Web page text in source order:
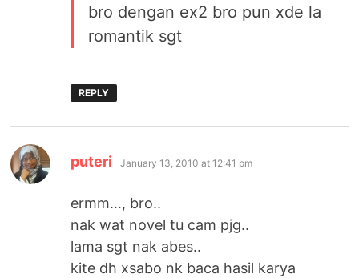
bro dengan ex2 bro pun xde la
romantik sgt
REPLY
puteri says:
January 13, 2010 at 12:41 pm
ermm…, bro..
nak wat novel tu cam pjg..
lama sgt nak abes..
kite dh xsabo nk baca hasil karya